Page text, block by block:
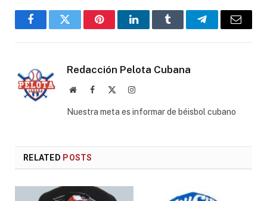
FacebookTwitter PinterestLinkedInTumblr TelegramEmail
Redacción Pelota Cubana
WebsiteFacebook Instagram
Nuestra meta es informar de béisbol cubano
RELATED POSTS